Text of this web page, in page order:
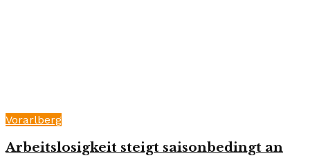
Vorarlberg
Arbeitslosigkeit steigt saisonbedingt an